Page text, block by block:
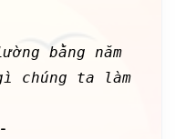
bằng năm
chúng ta làm